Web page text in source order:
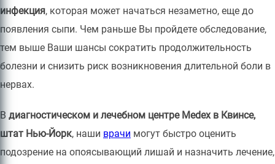
инфекция, которая может начаться незаметно, еще до
появления сыпи. Чем раньше Вы пройдете обследование,
тем выше Ваши шансы сократить продолжительность
болезни и снизить риск возникновения длительной боли в
нервах.
В диагностическом и лечебном центре Medex в Квинсе,
штат Нью-Йорк, наши врачи могут быстро оценить
подозрение на опоясывающий лишай и назначить лечение,